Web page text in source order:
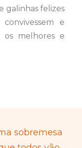
galinhas felizes
e
os melhores e
sobremesa